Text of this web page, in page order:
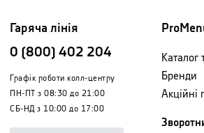
Гаряча лінія
0 (800) 402 204
Графік роботи колл-центру
ПН-ПТ з 08:30 до 21:00
СБ-НД з 10:00 до 17:00
Каталог
Бренди
Акційні